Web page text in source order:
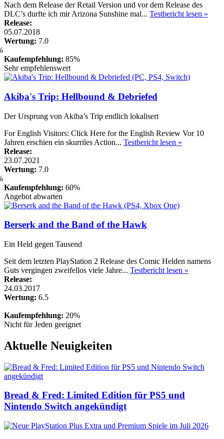
Nach dem Release der Retail Version und vor dem Release des
DLC’s durfte ich mir Arizona Sunshine mal... Testbericht lesen »
Release:
05.07.2018
Wertung: 7.0
Kaufempfehlung: 85%
Sehr empfehlenswert
Akiba's Trip: Hellbound & Debriefed
Der Ursprung von Akiba’s Trip endlich lokalisert
For English Visitors: Click Here for the English Review Vor 10
Jahren erschien ein skurriles Action... Testbericht lesen »
Release:
23.07.2021
Wertung: 7.0
Kaufempfehlung: 60%
Angebot abwarten
Berserk and the Band of the Hawk
Ein Held gegen Tausend
Seit dem letzten PlayStation 2 Release des Comic Helden namens
Guts vergingen zweifellos viele Jahre... Testbericht lesen »
Release:
24.03.2017
Wertung: 6.5
Kaufempfehlung: 20%
Nicht für Jeden geeignet
Aktuelle Neuigkeiten
Bread & Fred: Limited Edition für PS5 und
Nintendo Switch angekündigt